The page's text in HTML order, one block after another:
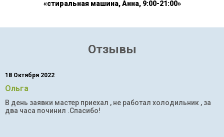
«стиральная машина, Анна, 9:00-21:00»
Отзывы
18 Октября 2022
Ольга
В день заявки мастер приехал , не работал холодильник , за
два часа починил .Спасибо!